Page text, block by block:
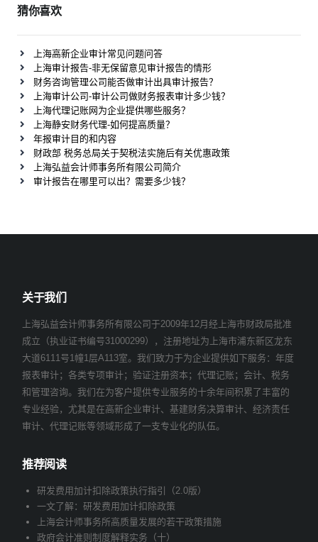
猜你喜欢
上海高新企业审计常见问题问答
上海审计报告-非无保留意见审计报告的情形
财务咨询管理公司能否做审计出具审计报告？
上海审计公司-审计公司做财务报表审计多少钱？
上海代理记账网为企业提供哪些服务？
上海静安财务代理-如何提高质量？
年报审计目的和内容
财政部 税务总局关于契税法实施后有关优惠政策
上海弘益会计师事务所有限公司简介
审计报告在哪里可以出？需要多少钱？
关于我们
上海弘益会计师事务所有限公司于2009年12月经上海市财政局批准
成立（执业证书编号31000299），注册地址为上海市浦东新区龙东
大道6111号1幢1层A113室。我们致力于为企业提供如下服务：年度
报表审计；各类专项审计；验证注册资本；代理记账；会计、税务
和管理咨询。我们在为客户提供专业服务的十余年间积累了丰富的
专业经验，尤其是在高新企业审计、基建财务决算审计、经济责任
审计、代理记账等领域形成了一支专业化的队伍。
推荐阅读
研发费用加计扣除政策执行指引（2.0版）
一文了解：研发费用加计扣除政策
上海会计师事务所高质量发展的若干政策措施
政府会计准则制度解释实务（十）